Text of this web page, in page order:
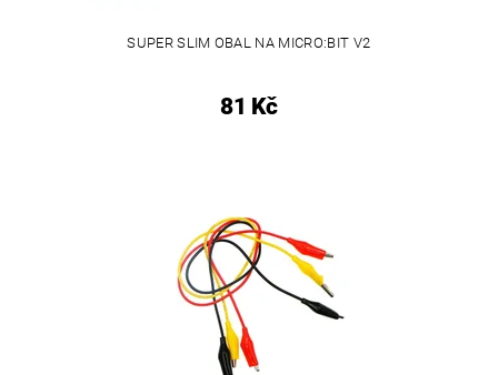
SUPER SLIM OBAL NA MICRO:BIT V2
81 Kč